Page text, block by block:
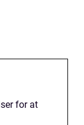
for at